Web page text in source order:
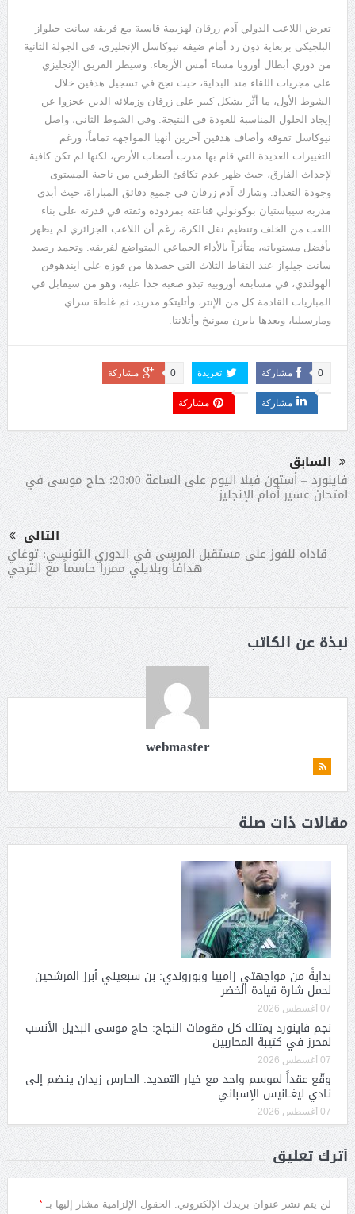
تعرض اللاعب الدولي آدم زرقان لهزيمة قاسية مع فريقه سانت جيلواز
البلجيكي بربعاية دون رد أمام ضيفه نيوكاسل الإنجليزي، في الجولة الثانية
من دوري أبطال أوروبا مساء أمس الأربعاء وسيطر الفريق الإنجليزي
على مجريات اللقاء منذ البداية، حيث نجح في تسجيل هدفين خلال
الشوط الأول، ما أثّر بشكل كبير على زرقان وزملائه الذين عجزوا عن
إيجاد الحلول المناسبة للعودة في النتيجة وفي الشوط الثاني، واصل
نيوكاسل تفوقه وأضاف هدفين آخرين أنهيا المواجهة تماماً، ورغم
التغييرات العديدة التي قام بها مدرب أصحاب الأرض، لكنها لم تكن كافية
لإحداث الفارق، حيث ظهر عدم تكافئ الطرفين من ناحية المستوى
وجودة التعداد وشارك آدم زرقان في جميع دقائق المباراة، حيث أبدى
مدربه سيباستيان بوكونولي قناعته بمردوده وثقته في قدرته على بناء
اللعب من الخلف وتنظيم نقل الكرة، رغم أن اللاعب الجزائري لم يظهر
بأفضل مستوياته، متأثراً بالأداء الجماعي المتواضع لفريقه وتجمد رصيد
سانت جيلواز عند النقاط الثلاث التي حصدها من فوزه على ايندهوفن
الهولندي، في مسابقة أوروبية تبدو صعبة جدا عليه، وهو من سيقابل في
المباريات القادمة كل من الإنتر، وأتليتكو مدريد، ثم غلطة سراي
ومارسيليا، وبعدها بايرن ميونيخ وأتلانتا
مشاركة 0 تغريدة مشاركة 0
مشاركة مشاركة
السابق
فاينورد – أستون فيلا اليوم على الساعة 20:00: حاج موسى في
امتحان عسير أمام الإنجليز
التالى
قاداه للفوز على مستقبل المرسى في الدوري التونسي: توغاي
هدافاً وبلايلي ممرراً حاسماً مع الترجي
نبذة عن الكاتب
webmaster
مقالات ذات صلة
بدايةً من مواجهتي زامبيا وبوروندي: بن سبعيني أبرز المرشحين
لحمل شارة قيادة الخضر
07 أغسطس 2026
نجم فاينورد يمتلك كل مقومات النجاح: حاج موسى البديل الأنسب
لمحرز في كتيبة المحاربين
07 أغسطس 2026
وقّع عقداً لموسم واحد مع خيار التمديد: الحارس زيدان ينـضم إلى
نـادي ليغــانيس الإسباني
07 أغسطس 2026
أترك تعليق
لن يتم نشر عنوان بريدك الإلكتروني. الحقول الإلزامية مشار إليها بـ *